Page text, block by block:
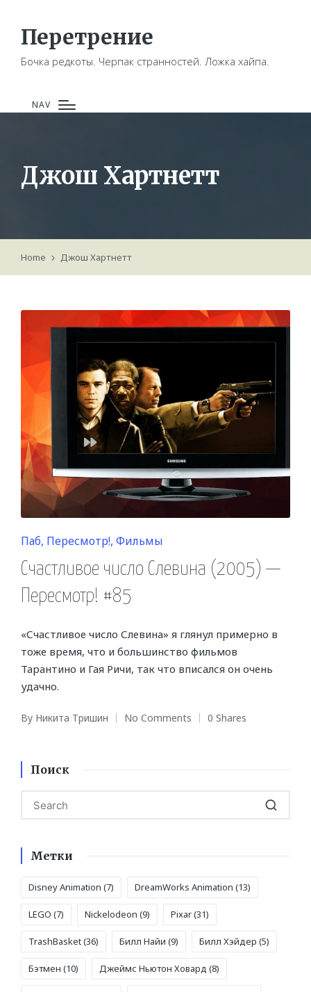
Перетрение
Бочка редкоты. Черпак странностей. Ложка хайпа.
NAV
Джош Хартнетт
Home Джош Хартнетт
Posted
in
Паб Пересмотр! Фильмы
Счастливое число Слевина (2005) —
Пересмотр! #85
«Счастливое число Слевина» я глянул примерно в
тоже время, что и большинство фильмов
Тарантино и Гая Ричи, так что вписался он очень
удачно.
Posted
By Никита Тришин No Comments 0 Shares
Поиск
Метки
Disney Animation (7) DreamWorks Animation (13)
LEGO (7) Nickelodeon (9) Pixar(31)
TrashBasket(36) Билл Найи (9) Билл Хэйдер (5)
Бэтмен (10) Джеймс Ньютон Ховард (8)